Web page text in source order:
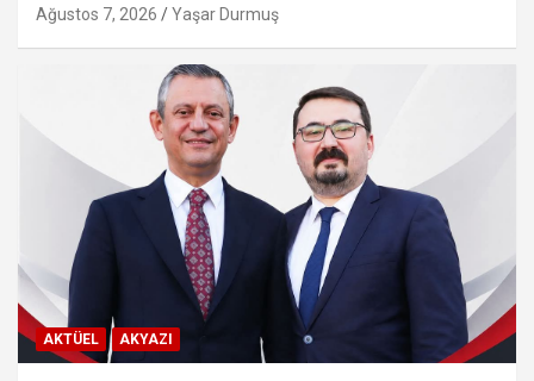
Ağustos 7, 2026 Yaşar Durmuş
AKTÜEL AKYAZI